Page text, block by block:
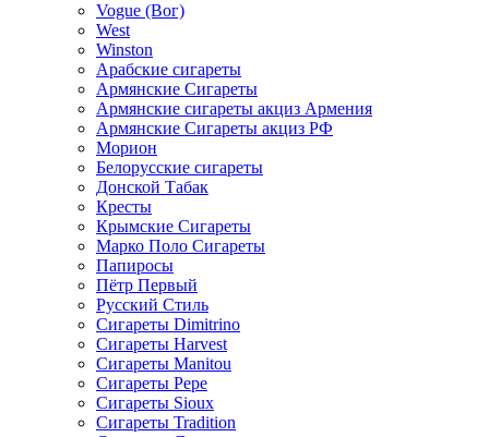
Vogue (Вог)
West
Winston
Арабские сигареты
Армянские Сигареты
Армянские сигареты акциз Армения
Армянские Сигареты акциз РФ
Морион
Белорусские сигареты
Донской Табак
Кресты
Крымские Сигареты
Марко Поло Сигареты
Папиросы
Пётр Первый
Русский Стиль
Сигареты Dimitrino
Сигареты Harvest
Сигареты Manitou
Сигареты Pepe
Сигареты Sioux
Сигареты Tradition